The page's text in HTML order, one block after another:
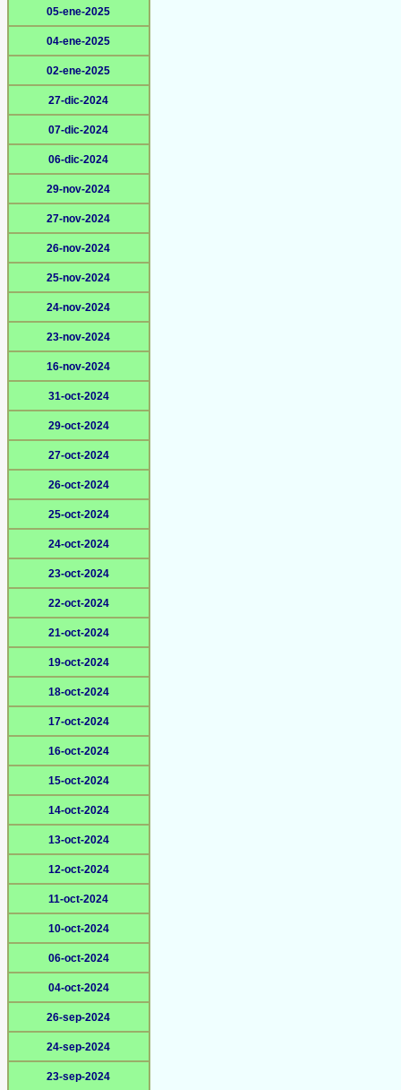
05-ene-2025
04-ene-2025
02-ene-2025
27-dic-2024
07-dic-2024
06-dic-2024
29-nov-2024
27-nov-2024
26-nov-2024
25-nov-2024
24-nov-2024
23-nov-2024
16-nov-2024
31-oct-2024
29-oct-2024
27-oct-2024
26-oct-2024
25-oct-2024
24-oct-2024
23-oct-2024
22-oct-2024
21-oct-2024
19-oct-2024
18-oct-2024
17-oct-2024
16-oct-2024
15-oct-2024
14-oct-2024
13-oct-2024
12-oct-2024
11-oct-2024
10-oct-2024
06-oct-2024
04-oct-2024
26-sep-2024
24-sep-2024
23-sep-2024